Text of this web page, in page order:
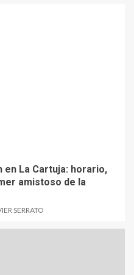
en La Cartuja: horario,
amistoso de la
SERRATO